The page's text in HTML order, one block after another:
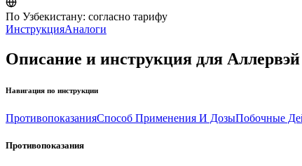
По Узбекистану: согласно тарифу
ИнструкцияАналоги
Описание и инструкция для
Навигация по инструкции
ПротивопоказанияСпособ Применения И ДозыПобочные
Противопоказания